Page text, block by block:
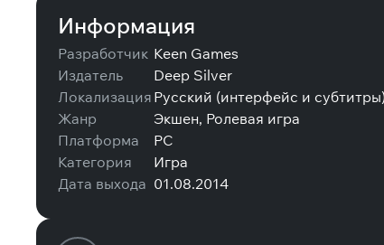
Информация
Разработчик Keen Games
Издатель
Deep Silver
Локализация Русский (интерфейс и субтитры)
Жанр
Экшен, Ролевая игра
Платформа
PC
Категория
Игра
Дата выхода 01.08.2014